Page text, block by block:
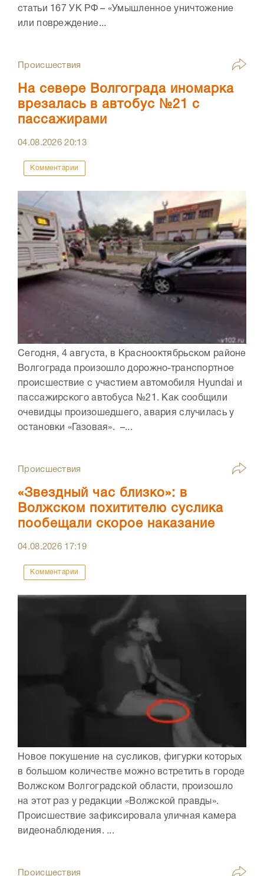
статьи 167 УК РФ – «Умышленное уничтожение
или повреждение...
Происшествия
На севере Волгограда иномарка
врезалась в автобус №21 с
пассажирами
04.08.202620:13
Комментарии
Сегодня, 4 августа, в Краснооктябрьском районе
Волгограда произошло дорожно-транспортное
происшествие с участием автомобиля Hyundai и
пассажирского автобуса №21. Как сообщили
очевидцы произошедшего, авария случилась у
остановки «Газовая». –...
Происшествия
«Звездный час близко»: в
Волжском похитителю суслика
пообещали скорое наказание
04.08.2026 17:19
Комментарии
Новое покушение на сусликов, фигурки которых
в большом количестве можно встретить в городе
Волжском Волгоградской области, произошло
на этот раз у редакции «Волжской правды».
Происшествие зафиксировала уличная камера
видеонаблюдения. ...
Происшествия